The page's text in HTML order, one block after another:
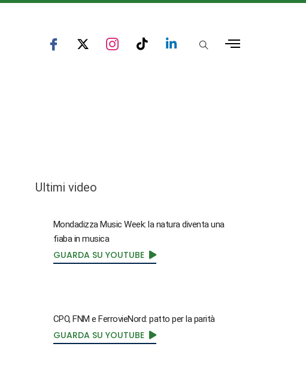
Ultimi video
Mondadizza Music Week: la natura diventa una
fiaba in musica
GUARDA SU YOUTUBE
CPO, FNM e FerrovieNord: patto per la parità
GUARDA SU YOUTUBE